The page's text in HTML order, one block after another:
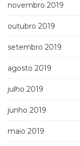
novembro 2019
outubro 2019
setembro 2019
agosto 2019
julho 2019
junho 2019
maio 2019